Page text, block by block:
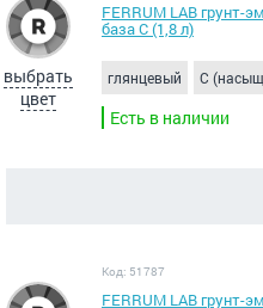
выбрать
цвет
FERRUM LAB грунт-
база С (1,8 л)
глянцевый C
Есть в наличии
Код: 51787
FERRUM LAB грунт-